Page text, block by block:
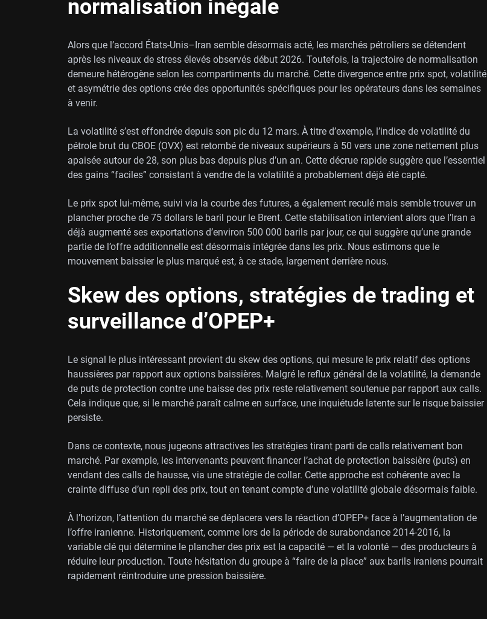
normalisation inégale
Alors que l’accord États-Unis–Iran semble désormais acté, les marchés pétroliers se détendent
après les niveaux de stress élevés observés début 2026. Toutefois, la trajectoire de normalisation
demeure hétérogène selon les compartiments du marché. Cette divergence entre prix spot, volatilité
et asymétrie des options crée des opportunités spécifiques pour les opérateurs dans les semaines
à venir.
La volatilité s’est effondrée depuis son pic du 12 mars. À titre d’exemple, l’indice de volatilité du
pétrole brut du CBOE (OVX) est retombé de niveaux supérieurs à 50 vers une zone nettement plus
apaisée autour de 28, son plus bas depuis plus d’un an. Cette décrue rapide suggère que l’essentiel
des gains “faciles” consistant à vendre de la volatilité a probablement déjà été capté.
Le prix spot lui-même, suivi via la courbe des futures, a également reculé mais semble trouver un
plancher proche de 75 dollars le baril pour le Brent. Cette stabilisation intervient alors que l’Iran a
déjà augmenté ses exportations d’environ 500 000 barils par jour, ce qui suggère qu’une grande
partie de l’offre additionnelle est désormais intégrée dans les prix. Nous estimons que le
mouvement baissier le plus marqué est, à ce stade, largement derrière nous.
Skew des options, stratégies de trading et
surveillance d’OPEP+
Le signal le plus intéressant provient du skew des options, qui mesure le prix relatif des options
haussières par rapport aux options baissières. Malgré le reflux général de la volatilité, la demande
de puts de protection contre une baisse des prix reste relativement soutenue par rapport aux calls.
Cela indique que, si le marché paraît calme en surface, une inquiétude latente sur le risque baissier
persiste.
Dans ce contexte, nous jugeons attractives les stratégies tirant parti de calls relativement bon
marché. Par exemple, les intervenants peuvent financer l’achat de protection baissière (puts) en
vendant des calls de hausse, via une stratégie de collar. Cette approche est cohérente avec la
crainte diffuse d’un repli des prix, tout en tenant compte d’une volatilité globale désormais faible.
À l’horizon, l’attention du marché se déplacera vers la réaction d’OPEP+ face à l’augmentation de
l’offre iranienne. Historiquement, comme lors de la période de surabondance 2014-2016, la
variable clé qui détermine le plancher des prix est la capacité — et la volonté — des producteurs à
réduire leur production. Toute hésitation du groupe à “faire de la place” aux barils iraniens pourrait
rapidement réintroduire une pression baissière.